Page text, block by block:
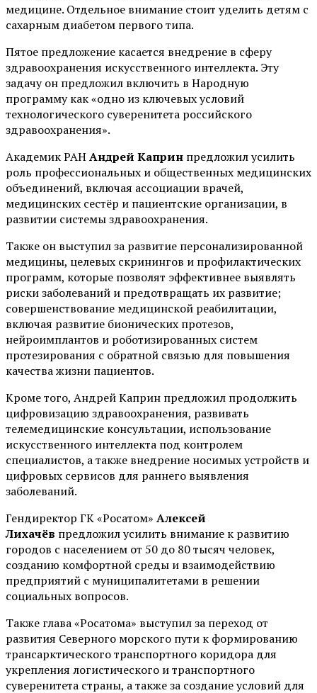
медицине. Отдельное внимание стоит уделить детям с
сахарным диабетом первого типа.
Пятое предложение касается внедрение в сферу
здравоохранения искусственного интеллекта. Эту
задачу он предложил включить в Народную
программу как «одно из ключевых условий
технологического суверенитета российского
здравоохранения».
Академик РАНАндрей Каприн предложил усилить
роль профессиональных и общественных медицинских
объединений, включая ассоциации врачей,
медицинских сестёр и пациентские организации, в
развитии системы здравоохранения.
Также он выступил за развитие персонализированной
медицины, целевых скринингов и профилактических
программ, которые позволят эффективнее выявлять
риски заболеваний и предотвращать их развитие;
совершенствование медицинской реабилитации,
включая развитие бионических протезов,
нейроимплантов и роботизированных систем
протезирования с обратной связью для повышения
качества жизни пациентов.
Кроме того, Андрей Каприн предложил продолжить
цифровизацию здравоохранения, развивать
телемедицинские консультации, использование
искусственного интеллекта под контролем
специалистов, а также внедрение носимых устройств и
цифровых сервисов для раннего выявления
заболеваний.
Гендиректор ГК «Росатом» Алексей
Лихачёв предложил усилить внимание к развитию
городов с населением от 50 до 80 тысяч человек,
созданию комфортной среды и взаимодействию
предприятий с муниципалитетами в решении
социальных вопросов.
Также глава «Росатома» выступил за переход от
развития Северного морского пути к формированию
трансарктического транспортного коридора для
укрепления логистического и транспортного
суверенитета страны, а также за создание условий для